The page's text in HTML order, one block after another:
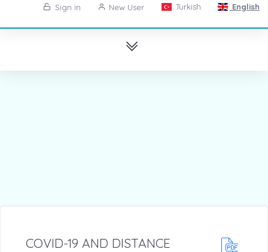
Sign in New User Turkish English
COVID-19 AND DISTANCE